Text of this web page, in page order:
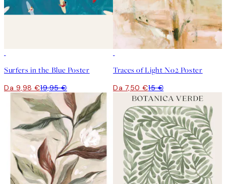
Surfers in the Blue Poster
Da 9,98 €19,95 €
Traces of Light No2 Poster
Da 7,50 €15 €